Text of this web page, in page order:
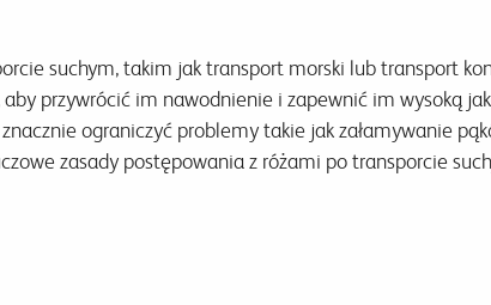
suchym, takim jak transport morski lub transport
przywrócić im nawodnienie i zapewnić im wysoką
ograniczyć problemy takie jak załamywanie
zasady postępowania z różami po transporcie